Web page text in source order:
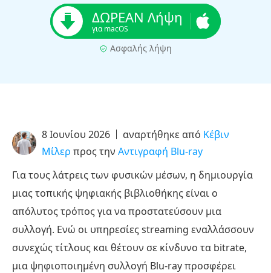
ΔΩΡΕΑΝ Λήψη
για macOS
Ασφαλής λήψη
8 Ιουνίου 2026 αναρτήθηκε από Κέβιν
Μίλερ προς την Αντιγραφή Blu-ray
Για τους λάτρεις των φυσικών μέσων, η δημιουργία
μιας τοπικής ψηφιακής βιβλιοθήκης είναι ο
απόλυτος τρόπος για να προστατεύσουν μια
συλλογή. Ενώ οι υπηρεσίες streaming εναλλάσσουν
συνεχώς τίτλους και θέτουν σε κίνδυνο τα bitrate,
μια ψηφιοποιημένη συλλογή Blu-ray προσφέρει